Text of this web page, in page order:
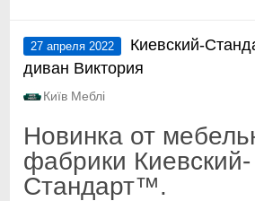
27 апреля 2022
Киевский-
диван Виктория
Київ Меблі
Новинка от
фабрики Киевский-
Стандарт™.